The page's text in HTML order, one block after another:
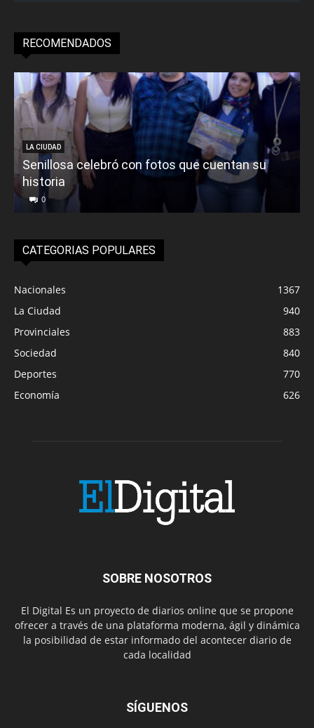
RECOMENDADOS
LA CIUDAD
Senillosa celebró con fotos que cuentan su
historia
0
CATEGORIAS POPULARES
Nacionales
1367
La Ciudad
940
Provinciales
883
Sociedad
840
Deportes
770
Economía
626
SOBRE NOSOTROS
El Digital Es un proyecto de diarios online que se propone
ofrecer a través de una plataforma moderna, ágil y dinámica
la posibilidad de estar informado del acontecer diario de
cada localidad
SÍGUENOS